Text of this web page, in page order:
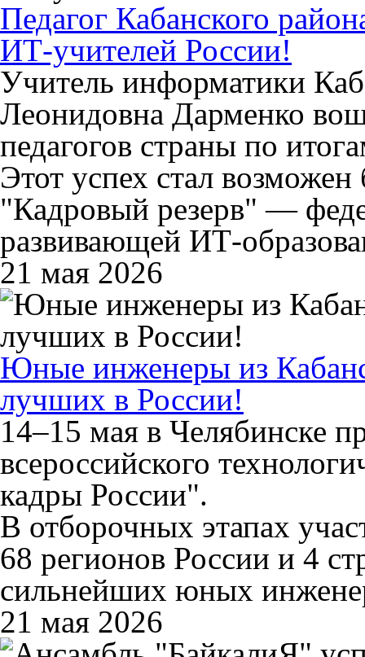
Педагог Кабанского
ИТ-учителей России!
Учитель информатики
Леонидовна Дарменко
педагогов страны по
Этот успех стал
"Кадровый резерв" —
развивающей ИТ-
21 мая 2026
Юные инженеры из
лучших в России!
14–15 мая в Челябинске
всероссийского
кадры России".
В отборочных этапах
68 регионов России и 4
сильнейших юных
21 мая 2026